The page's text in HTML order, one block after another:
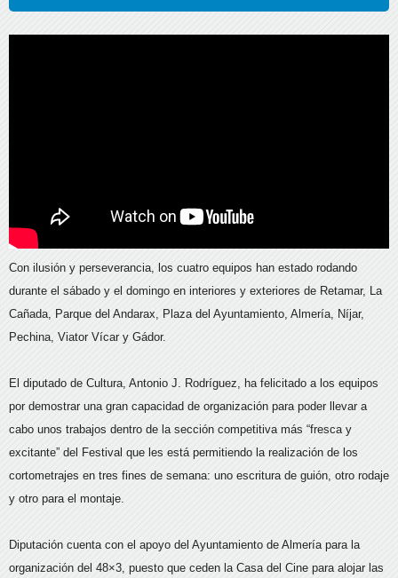
Con ilusión y perseverancia, los cuatro equipos han estado rodando
durante el sábado y el domingo en interiores y exteriores de Retamar, La
Cañada, Parque del Andarax, Plaza del Ayuntamiento, Almería, Níjar,
Pechina, Viator Vícar y Gádor.
El diputado de Cultura, Antonio J. Rodríguez, ha felicitado a los equipos
por demostrar una gran capacidad de organización para poder llevar a
cabo unos trabajos dentro de la sección competitiva más “fresca y
excitante” del Festival que les está permitiendo la realización de los
cortometrajes en tres fines de semana: uno escritura de guión, otro rodaje
y otro para el montaje.
Diputación cuenta con el apoyo del Ayuntamiento de Almería para la
organización del 48×3, puesto que ceden la Casa del Cine para alojar las